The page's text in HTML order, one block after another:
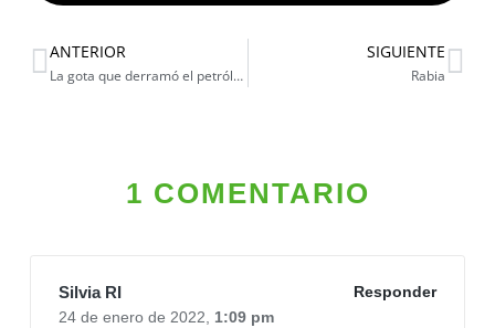
ANTERIOR
La gota que derramó el petróleo
SIGUIENTE
Rabia
1 COMENTARIO
Silvia RI
Responder
24 de enero de 2022, 1:09 pm